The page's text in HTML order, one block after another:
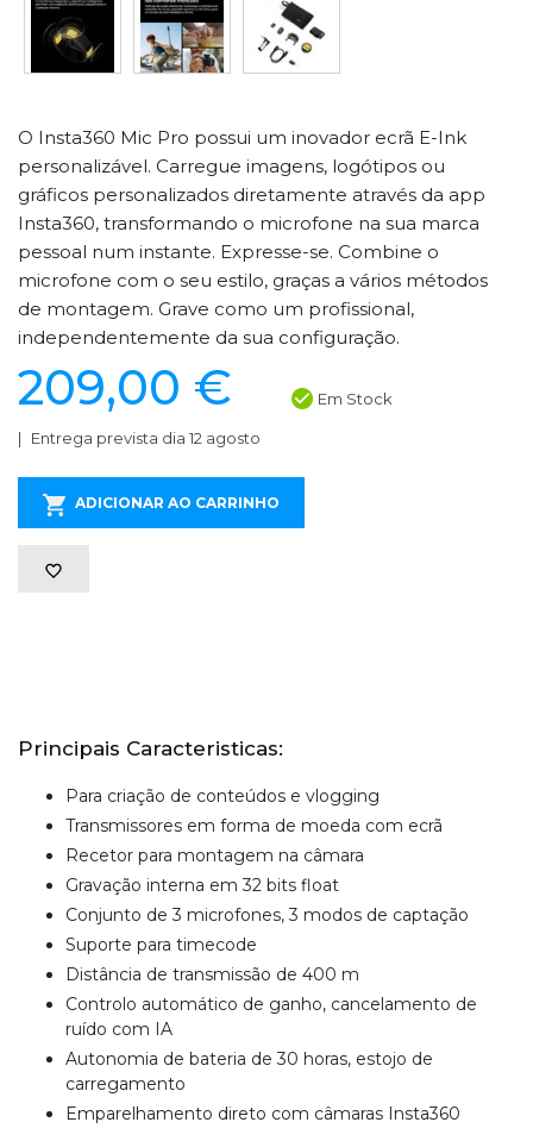
O Insta360 Mic Pro possui um inovador ecrã E-Ink
personalizável. Carregue imagens, logótipos ou
gráficos personalizados diretamente através da app
Insta360, transformando o microfone na sua marca
pessoal num instante. Expresse-se. Combine o
microfone com o seu estilo, graças a vários métodos
de montagem. Grave como um profissional,
independentemente da sua configuração.
209,00 € Em Stock
Entrega prevista dia 12 agosto
ADICIONAR AO CARRINHO
Principais Caracteristicas:
Para criação de conteúdos e vlogging
Transmissores em forma de moeda com ecrã
Recetor para montagem na câmara
Gravação interna em 32 bits float
Conjunto de 3 microfones, 3 modos de captação
Suporte para timecode
Distância de transmissão de 400 m
Controlo automático de ganho, cancelamento de
ruído com IA
Autonomia de bateria de 30 horas, estojo de
carregamento
Emparelhamento direto com câmaras Insta360